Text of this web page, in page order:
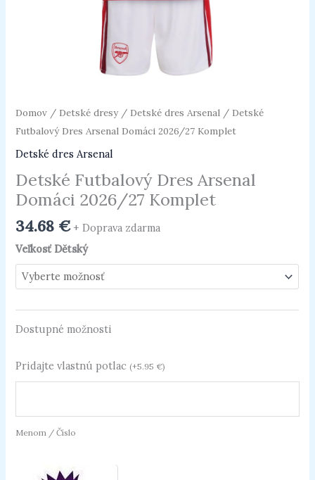
Domov / Detské dresy/ Detské dres Arsenal / Detské
Futbalový Dres Arsenal Domáci 2026/27 Komplet
Detské dres Arsenal
Detské Futbalový Dres Arsenal
Domáci 2026/27 Komplet
34.68 € + Doprava zdarma
Veľkosť Dětský
Dostupné možnosti
Pridajte vlastnú potlac (+5.95 €)
Menom / Číslo